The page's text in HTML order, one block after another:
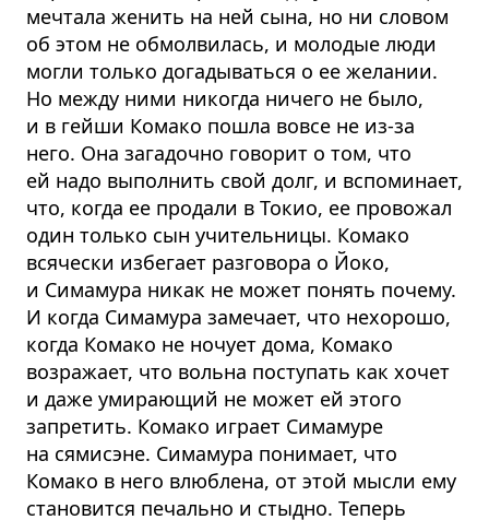
мечтала женить на ней сына, но ни словом
об этом не обмолвилась, и молодые люди
могли только догадываться о ее желании.
Но между ними никогда ничего не было,
и в гейши Комако пошла вовсе не из-за
него. Она загадочно говорит о том, что
ей надо выполнить свой долг, и вспоминает,
что, когда ее продали в Токио, ее провожал
один только сын учительницы. Комако
всячески избегает разговора о Йоко,
и Симамура никак не может понять почему.
И когда Симамура замечает, что нехорошо,
когда Комако не ночует дома, Комако
возражает, что вольна поступать как хочет
и даже умирающий не может ей этого
запретить. Комако играет Симамуре
на сямисэне. Симамура понимает, что
Комако в него влюблена, от этой мысли ему
становится печально и стыдно. Теперь